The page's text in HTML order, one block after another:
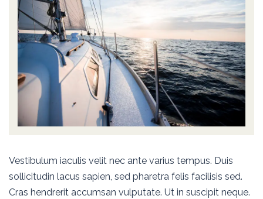
Vestibulum iaculis velit nec ante varius tempus. Duis
sollicitudin lacus sapien, sed pharetra felis facilisis sed.
Cras hendrerit accumsan vulputate. Ut in suscipit neque.